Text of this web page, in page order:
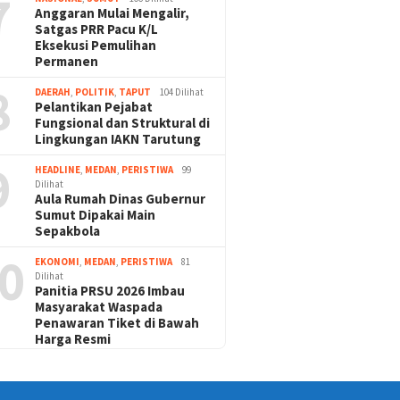
Anggaran Mulai Mengalir,
Satgas PRR Pacu K/L
Eksekusi Pemulihan
Permanen
DAERAH, POLITIK, TAPUT 104 Dilihat
Pelantikan Pejabat
Fungsional dan Struktural di
Lingkungan IAKN Tarutung
HEADLINE, MEDAN, PERISTIWA
99
Dilihat
Aula Rumah Dinas Gubernur
Sumut Dipakai Main
Sepakbola
EKONOMI, MEDAN, PERISTIWA
81
Dilihat
Panitia PRSU 2026 Imbau
Masyarakat Waspada
Penawaran Tiket di Bawah
Harga Resmi